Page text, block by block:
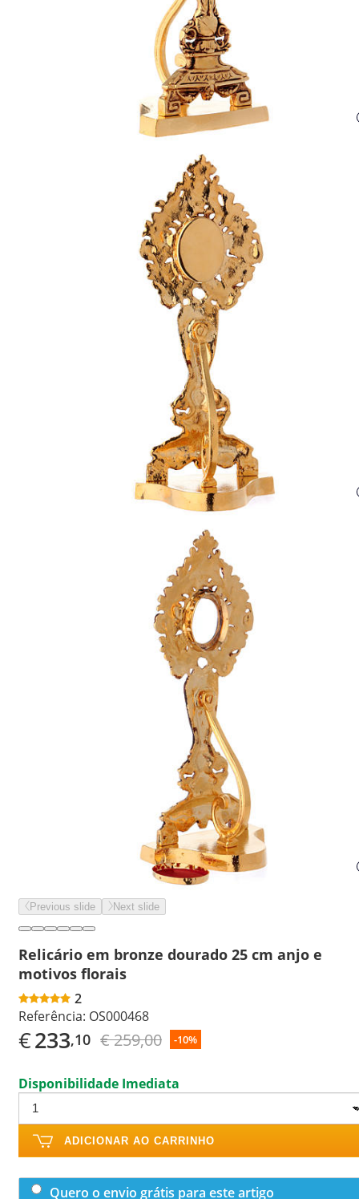
Previous slide Next slide
Relicário em bronze dourado 25 cm anjo e
motivos florais
2
Referência: OS000468
€233,10 € 259,00 -10%
Disponibilidade Imediata
ADICIONAR AO CARRINHO
Quero o envio grátis para este artigo